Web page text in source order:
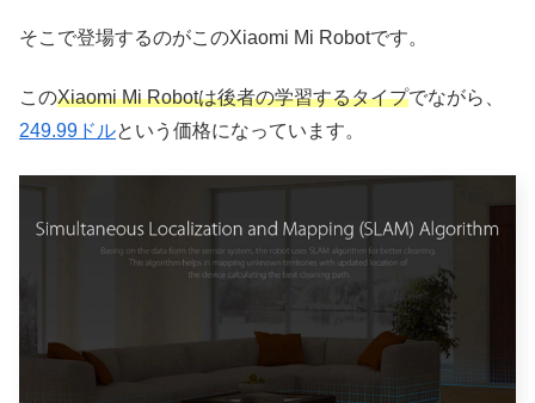
そこで登場するのがこのXiaomi Mi Robotです。
このXiaomi Mi Robotは後者の学習するタイプでながら、
249.99ドルという価格になっています。